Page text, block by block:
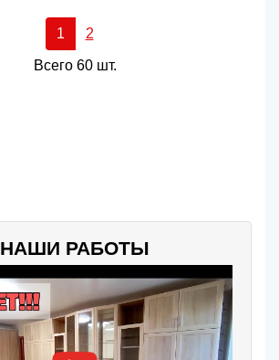
1 2
Всего 60 шт.
НАШИ РАБОТЫ